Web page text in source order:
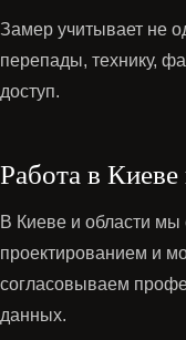
Замер учитывает не
перепады, технику,
доступ.
Работа в
В Киеве и области
проектированием и
согласовываем
данных.